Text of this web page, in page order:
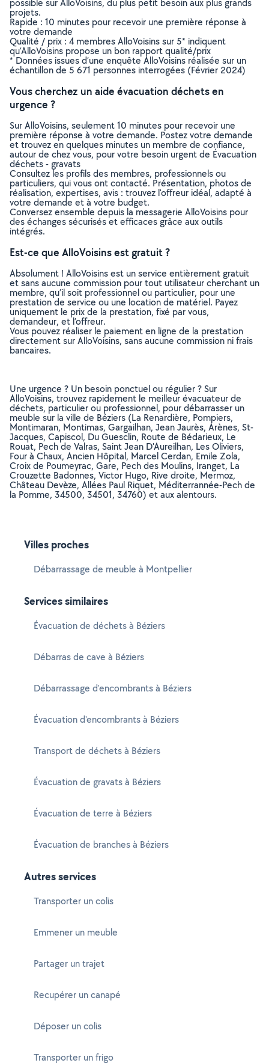
possible sur AlloVoisins, du plus petit besoin aux plus grands
projets.
Rapide : 10 minutes pour recevoir une première réponse à
votre demande
Qualité / prix : 4 membres AlloVoisins sur 5* indiquent
qu’AlloVoisins propose un bon rapport qualité/prix
* Données issues d’une enquête AlloVoisins réalisée sur un
échantillon de 5 671 personnes interrogées (Février 2024)
Vous cherchez un aide évacuation déchets en
urgence ?
Sur AlloVoisins, seulement 10 minutes pour recevoir une
première réponse à votre demande. Postez votre demande
et trouvez en quelques minutes un membre de confiance,
autour de chez vous, pour votre besoin urgent de Évacuation
déchets - gravats
Consultez les profils des membres, professionnels ou
particuliers, qui vous ont contacté. Présentation, photos de
réalisation, expertises, avis : trouvez l'offreur idéal, adapté à
votre demande et à votre budget.
Conversez ensemble depuis la messagerie AlloVoisins pour
des échanges sécurisés et efficaces grâce aux outils
intégrés.
Est-ce que AlloVoisins est gratuit ?
Absolument ! AlloVoisins est un service entièrement gratuit
et sans aucune commission pour tout utilisateur cherchant un
membre, qu’il soit professionnel ou particulier, pour une
prestation de service ou une location de matériel. Payez
uniquement le prix de la prestation, fixé par vous,
demandeur, et l’offreur.
Vous pouvez réaliser le paiement en ligne de la prestation
directement sur AlloVoisins, sans aucune commission ni frais
bancaires.
Une urgence ? Un besoin ponctuel ou régulier ? Sur
AlloVoisins, trouvez rapidement le meilleur évacuateur de
déchets, particulier ou professionnel, pour débarrasser un
meuble sur la ville de Béziers (La Renardière, Pompiers,
Montimaran, Montimas, Gargailhan, Jean Jaurès, Arènes, St-
Jacques, Capiscol, Du Guesclin, Route de Bédarieux, Le
Rouat, Pech de Valras, Saint Jean D'Aureilhan, Les Oliviers,
Four à Chaux, Ancien Hôpital, Marcel Cerdan, Emile Zola,
Croix de Poumeyrac, Gare, Pech des Moulins, Iranget, La
Crouzette Badonnes, Victor Hugo, Rive droite, Mermoz,
Château Devèze, Allées Paul Riquet, Méditerrannée-Pech de
la Pomme, 34500, 34501, 34760) et aux alentours.
Villes proches
Débarrassage de meuble à Montpellier
Services similaires
Évacuation de déchets à Béziers
Débarras de cave à Béziers
Débarrassage d'encombrants à Béziers
Évacuation d'encombrants à Béziers
Transport de déchets à Béziers
Évacuation de gravats à Béziers
Évacuation de terre à Béziers
Évacuation de branches à Béziers
Autres services
Transporter un colis
Emmener un meuble
Partager un trajet
Recupérer un canapé
Déposer un colis
Transporter un frigo